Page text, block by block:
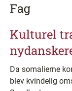
Fag
Kulturel
Da somalierne
blev kvindelig